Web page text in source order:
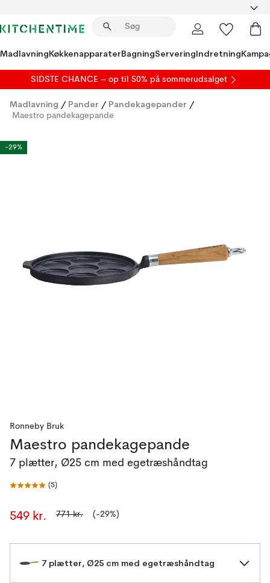
MadlavningKøkkenapparaterBagningServeringIndretning
SIDSTE CHANCE – op til 50% på sommerudsalget
Madlavning / Pander / Pandekagepander /
Maestro pandekagepande
-29%
Ronneby Bruk
Maestro pandekagepande
7 plætter, Ø25 cm med egetræshåndtag
(5)
549 kr. 771 kr. (-29%)
7 plætter, Ø25 cm med egetræshåndtag